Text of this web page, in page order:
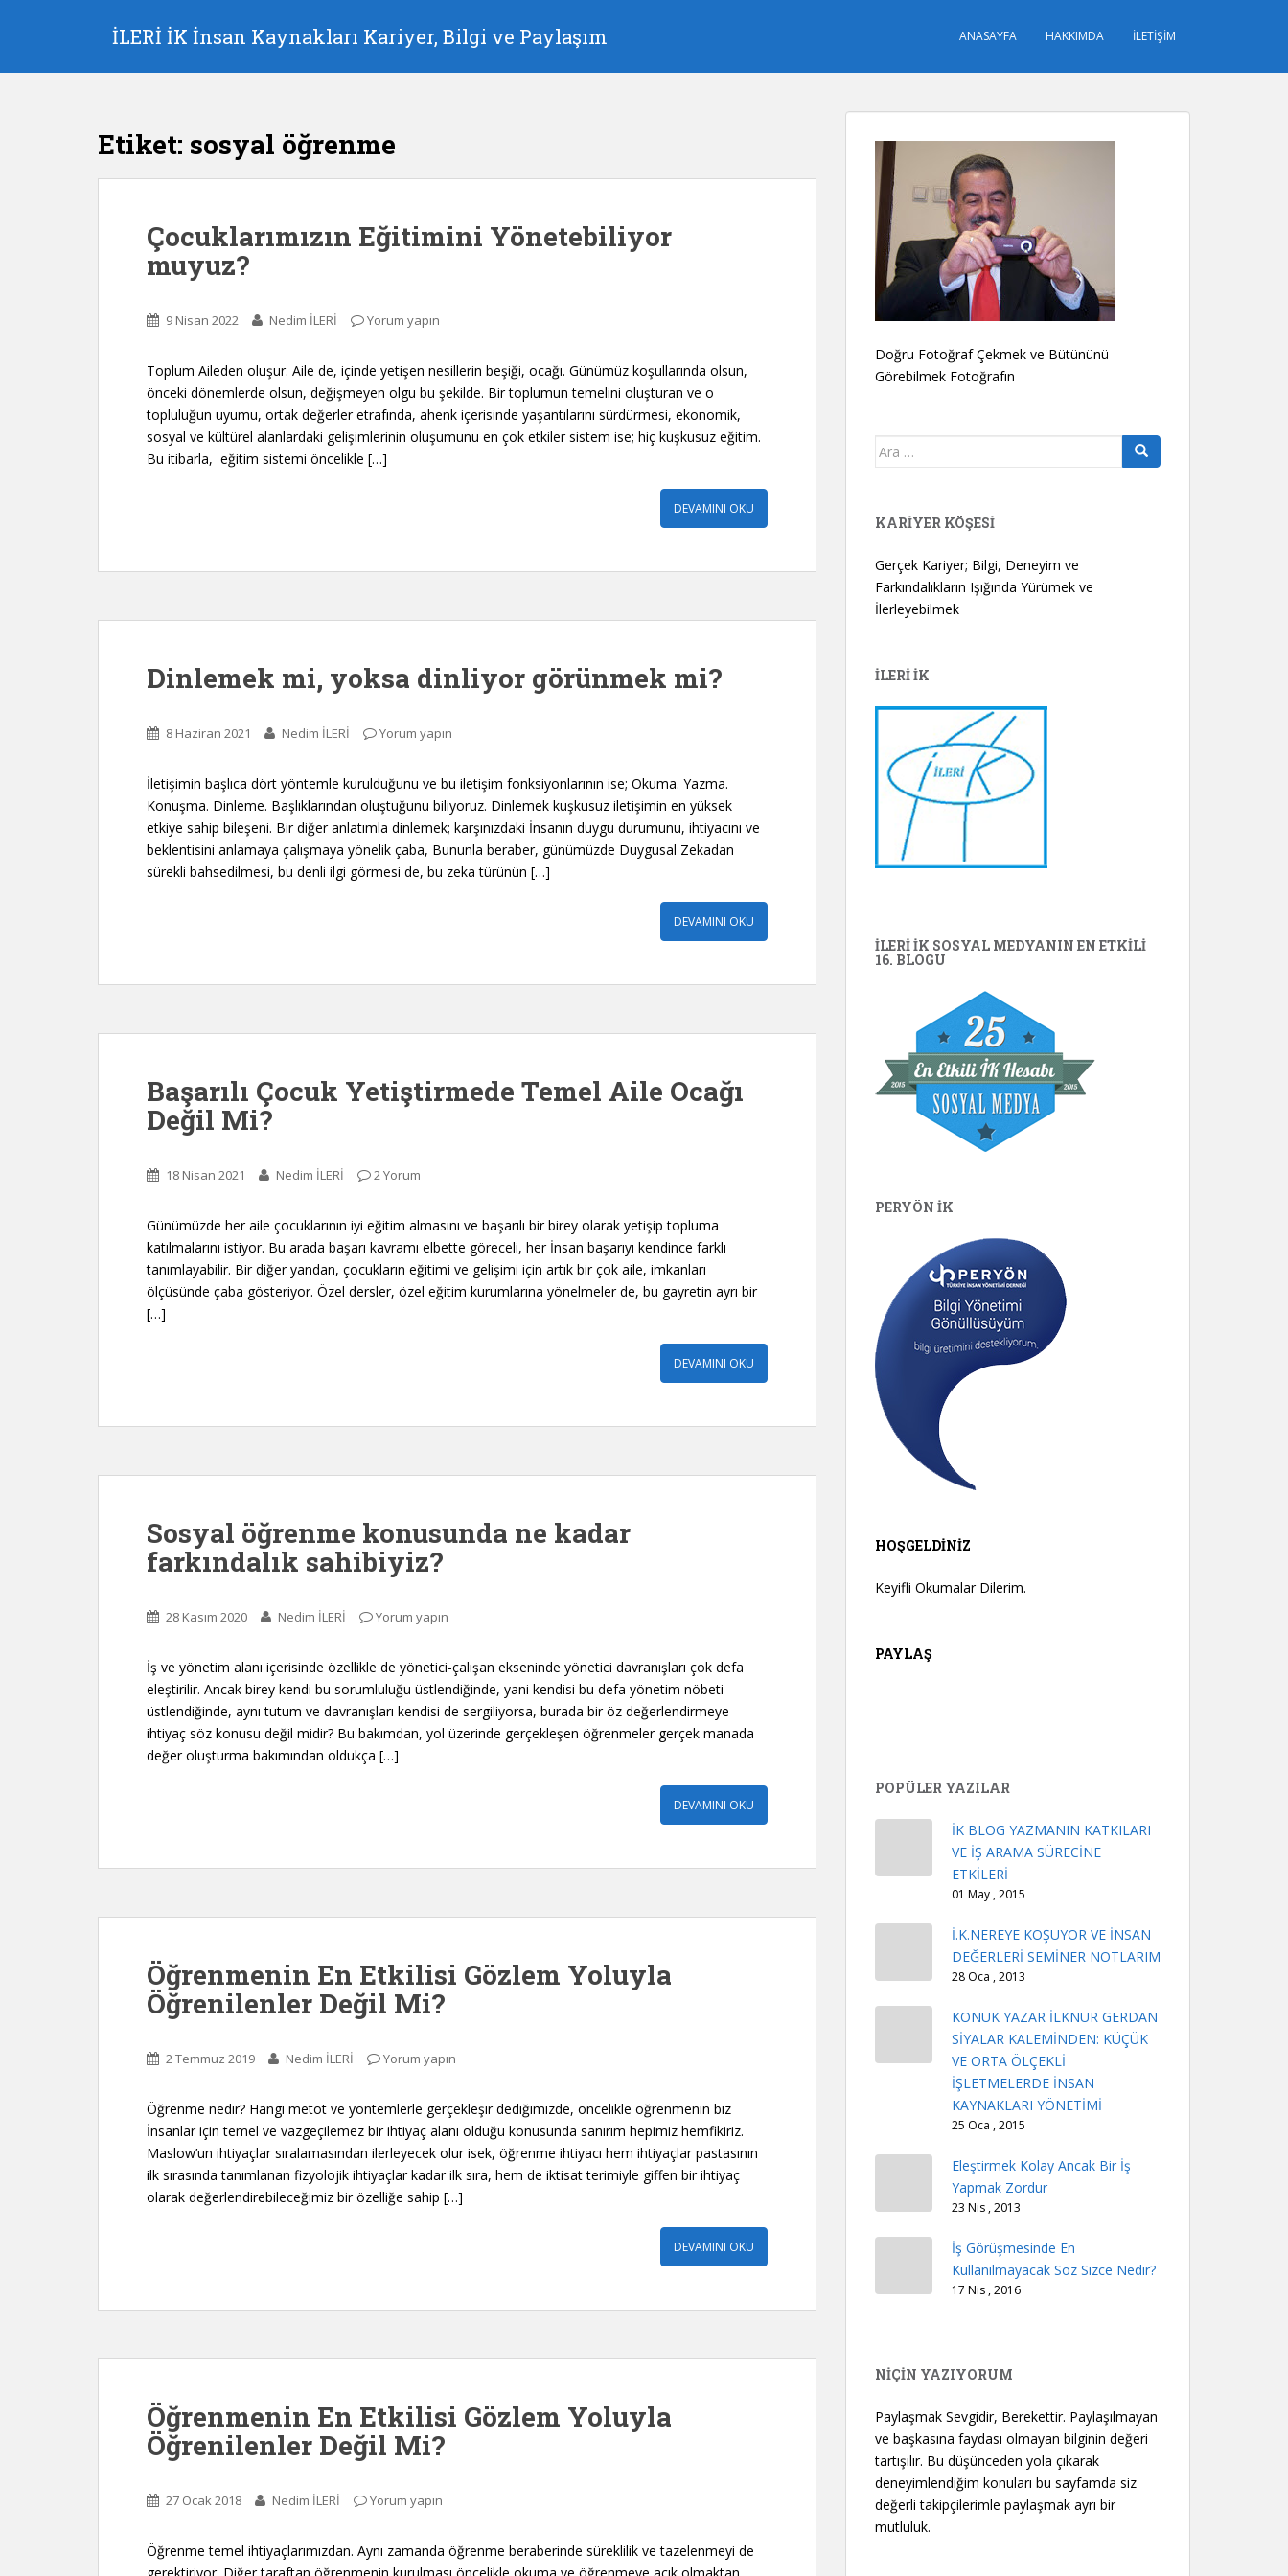
p
İLERİ İK İnsan Kaynakları Kariyer, Bilgi ve Paylaşım ANASAYFA HAKKIMDA İLETIŞIM
Etiket: sosyal öğrenme
Çocuklarımızın Eğitimini Yönetebiliyor
muyuz?
9 Nisan 2022 Nedim İLERİ Yorum yapın
Toplum Aileden oluşur. Aile de, içinde yetişen nesillerin beşiği, ocağı. Günümüz koşullarında olsun,
önceki dönemlerde olsun, değişmeyen olgu bu şekilde. Bir toplumun temelini oluşturan ve o
topluluğun uyumu, ortak değerler etrafında, ahenk içerisinde yaşantılarını sürdürmesi, ekonomik,
sosyal ve kültürel alanlardaki gelişimlerinin oluşumunu en çok etkiler sistem ise; hiç kuşkusuz eğitim.
Bu itibarla, eğitim sistemi öncelikle […]
DEVAMINI OKU
Dinlemek mi, yoksa dinliyor görünmek mi?
8 Haziran 2021 Nedim İLERİ Yorum yapın
İletişimin başlıca dört yöntemle kurulduğunu ve bu iletişim fonksiyonlarının ise; Okuma. Yazma.
Konuşma. Dinleme. Başlıklarından oluştuğunu biliyoruz. Dinlemek kuşkusuz iletişimin en yüksek
etkiye sahip bileşeni. Bir diğer anlatımla dinlemek; karşınızdaki İnsanın duygu durumunu, ihtiyacını ve
beklentisini anlamaya çalışmaya yönelik çaba, Bununla beraber, günümüzde Duygusal Zekadan
sürekli bahsedilmesi, bu denli ilgi görmesi de, bu zeka türünün […]
DEVAMINI OKU
Başarılı Çocuk Yetiştirmede Temel Aile Ocağı
Değil Mi?
18 Nisan 2021 Nedim İLERİ 2 Yorum
Günümüzde her aile çocuklarının iyi eğitim almasını ve başarılı bir birey olarak yetişip topluma
katılmalarını istiyor. Bu arada başarı kavramı elbette göreceli, her İnsan başarıyı kendince farklı
tanımlayabilir. Bir diğer yandan, çocukların eğitimi ve gelişimi için artık bir çok aile, imkanları
ölçüsünde çaba gösteriyor. Özel dersler, özel eğitim kurumlarına yönelmeler de, bu gayretin ayrı bir
[…]
DEVAMINI OKU
Sosyal öğrenme konusunda ne kadar
farkındalık sahibiyiz?
28 Kasım 2020 Nedim İLERİ Yorum yapın
İş ve yönetim alanı içerisinde özellikle de yönetici-çalışan ekseninde yönetici davranışları çok defa
eleştirilir. Ancak birey kendi bu sorumluluğu üstlendiğinde, yani kendisi bu defa yönetim nöbeti
üstlendiğinde, aynı tutum ve davranışları kendisi de sergiliyorsa, burada bir öz değerlendirmeye
ihtiyaç söz konusu değil midir? Bu bakımdan, yol üzerinde gerçekleşen öğrenmeler gerçek manada
değer oluşturma bakımından oldukça […]
DEVAMINI OKU
Öğrenmenin En Etkilisi Gözlem Yoluyla
Öğrenilenler Değil Mi?
2 Temmuz 2019 Nedim İLERİ Yorum yapın
Öğrenme nedir? Hangi metot ve yöntemlerle gerçekleşir dediğimizde, öncelikle öğrenmenin biz
İnsanlar için temel ve vazgeçilemez bir ihtiyaç alanı olduğu konusunda sanırım hepimiz hemfikiriz.
Maslow’un ihtiyaçlar sıralamasından ilerleyecek olur isek, öğrenme ihtiyacı hem ihtiyaçlar pastasının
ilk sırasında tanımlanan fizyolojik ihtiyaçlar kadar ilk sıra, hem de iktisat terimiyle giffen bir ihtiyaç
olarak değerlendirebileceğimiz bir özelliğe sahip […]
DEVAMINI OKU
Öğrenmenin En Etkilisi Gözlem Yoluyla
Öğrenilenler Değil Mi?
27 Ocak 2018 Nedim İLERİ Yorum yapın
Öğrenme temel ihtiyaçlarımızdan. Aynı zamanda öğrenme beraberinde süreklilik ve tazelenmeyi de
Doğru Fotoğraf Çekmek ve Bütününü
Görebilmek Fotoğrafın
Arama
KARIYER KÖŞESI
Gerçek Kariyer; Bilgi, Deneyim ve
Farkındalıkların Işığında Yürümek ve
İlerleyebilmek
İLERİ İK
İLERİ İK SOSYAL MEDYANIN EN ETKILI
16. BLOGU
PERYÖN İK
HOŞGELDINIZ
Keyifli Okumalar Dilerim.
PAYLAŞ
POPÜLER YAZILAR
İK BLOG YAZMANIN KATKILARI
VE İŞ ARAMA SÜRECİNE
ETKİLERİ
01 May , 2015
İ.K.NEREYE KOŞUYOR VE İNSAN
DEĞERLERİ SEMİNER NOTLARIM
28 Oca , 2013
KONUK YAZAR İLKNUR GERDAN
SİYALAR KALEMİNDEN: KÜÇÜK
VE ORTA ÖLÇEKLİ
İŞLETMELERDE İNSAN
KAYNAKLARI YÖNETİMİ
25 Oca , 2015
Eleştirmek Kolay Ancak Bir İş
Yapmak Zordur
23 Nis , 2013
İş Görüşmesinde En
Kullanılmayacak Söz Sizce Nedir?
17 Nis , 2016
NİÇİN YAZIYORUM
Paylaşmak Sevgidir, Berekettir. Paylaşılmayan
ve başkasına faydası olmayan bilginin değeri
tartışılır. Bu düşünceden yola çıkarak
deneyimlendiğim konuları bu sayfamda siz
değerli takipçilerimle paylaşmak ayrı bir
mutluluk.